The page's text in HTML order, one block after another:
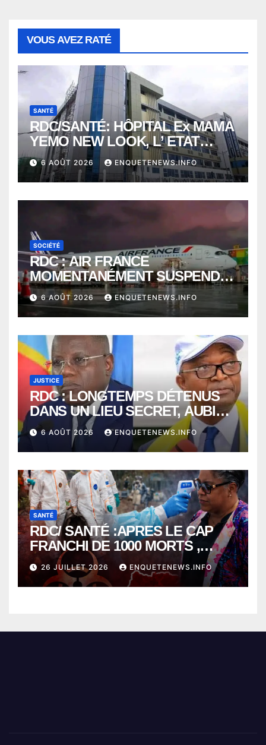
VOUS AVEZ RATÉ
SANTÉ
RDC/SANTÉ: HÔPITAL Ex MAMA
YEMO NEW LOOK, L’ ETAT
PERD LE CONTROLE
6 AOÛT 2026 ENQUETENEWS.INFO
SOCIÉTÉ
RDC : AIR FRANCE
MOMENTANÉMENT SUSPENDU
ENTRE KINSHASA ET PARIS ?
6 AOÛT 2026 ENQUETENEWS.INFO
JUSTICE
RDC : LONGTEMPS DÉTENUS
DANS UN LIEU SECRET, AUBIN
MINAKU ET EMMANUEL
SHADARY TRANSFÉRÉS À
L’AUDITORAT MILITAIRE
6 AOÛT 2026 ENQUETENEWS.INFO
SANTÉ
RDC/ SANTÉ :APRES LE CAP
FRANCHI DE 1000 MORTS ,
EBOLA BAT SON RECORD AVEC
PLUS DE 400 DÉCÈS EN
SEULEMENT UNE SEMAINE
26 JUILLET 2026 ENQUETENEWS.INFO